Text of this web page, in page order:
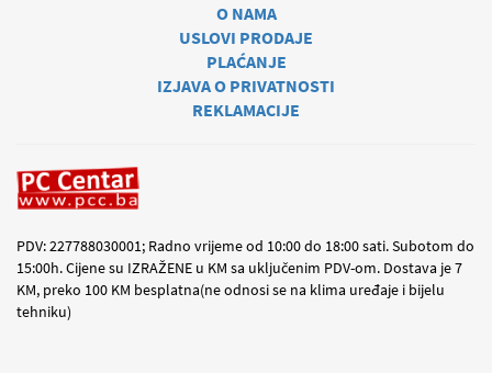
O NAMA
USLOVI PRODAJE
PLAĆANJE
IZJAVA O PRIVATNOSTI
REKLAMACIJE
PDV: 227788030001; Radno vrijeme od 10:00 do 18:00 sati. Subotom do
15:00h. Cijene su IZRAŽENE u KM sa uključenim PDV-om. Dostava je 7
KM, preko 100 KM besplatna(ne odnosi se na klima uređaje i bijelu
tehniku)